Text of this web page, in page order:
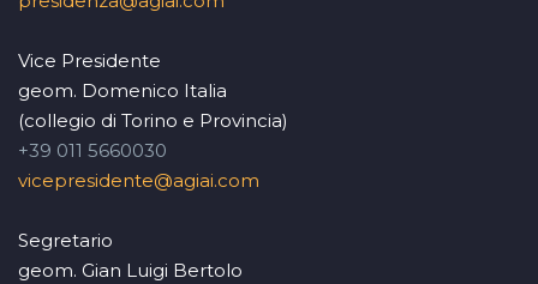
Vice Presidente
geom. Domenico Italia
(collegio di Torino e Provincia)
+39 011 5660030
vicepresidente@agiai.com
Segretario
geom. Gian Luigi Bertolo